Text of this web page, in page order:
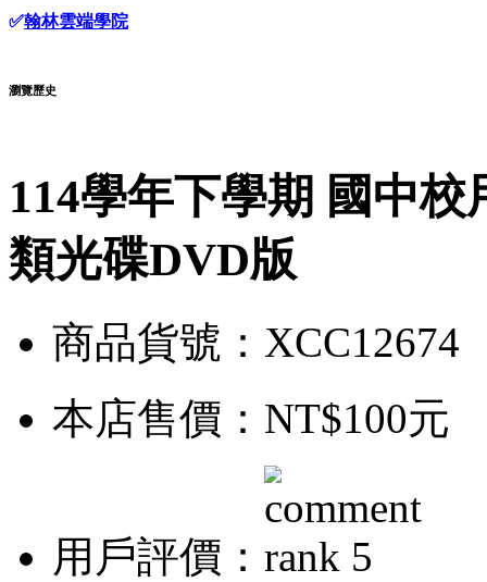
✅翰林雲端學院
瀏覽歷史
114學年下學期 國中
類光碟DVD版
商品貨號：XCC12674
本店售價： NT$100元
用戶評價：